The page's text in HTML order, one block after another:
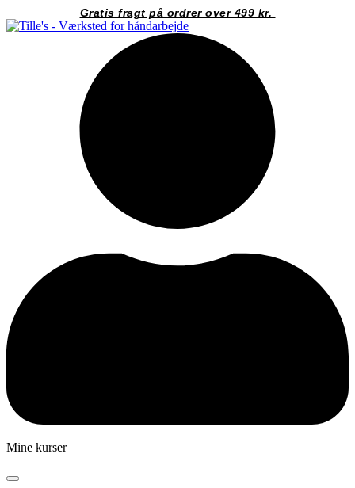
til
Gratis fragt på ordrer over 499 kr.
Mine kurser